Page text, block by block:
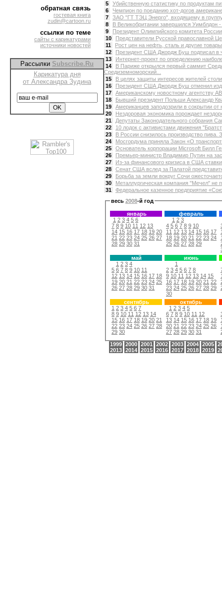
обратная связь
гостевая книга
zudin@cartoon.ru
ссылки по теме
сайты с карикатурами
источники новостей
Рассылки Subscribe.Ru
Карикатура дня
от Александра Зудина
5
Убийственную статистику по продуктам
6
Чемпион по поеданию хот-догов
7
ЗАО "ГТ ТЭЦ Энерго", входящему в
8
В Великобритании завершился Уимблдон
9
Президент Олимпийского комитета
10
Представители Русской православной
11
Рост цен на нефть, сталь и другие
12
Президент США Джордж Буш подписал в
13
Интернет-проект по определению
14
В Париже открылся первый саммит
Средиземноморский...
15
В целях защиты интересов жителей
16
Президент США Джордж Буш отменил
17
Американскому новостному агентству
18
Бывший президент Польши Александр
19
Американцев заподозрили в сокрытии от
20
Нездоровая экономика порождает
21
Депутаты Законодательного собрания
22
10 лодок с активистами движения
23
В России снизилось производство пива.
24
Мосгордума приняла Закон «О
25
Основатель корпорации Microsoft Билл
26
Премьер-министр Владимир Путин на
27
Из-за финансового кризиса в США
28
Сенат США вслед за Палатой
29
Борьба за земли вокруг Сочи
30
Металлургическая компания "Мечел" не
31
Федеральное казенное предприятие
весь 2008-й год
январь
1 2 3 4 5 6
7 8 9 10 11 12 13
14 15 16 17 18 19 20
21 22 23 24 25 26 27
28 29 30 31
февраль
1 2 3
4 5 6 7 8 9 10
11 12 13 14 15 16 17
18 19 20 21 22 23 24
25 26 27 28 29
май
1 2 3 4
5 6 7 8 9 10 11
12 13 14 15 16 17 18
19 20 21 22 23 24 25
26 27 28 29 30 31
июнь
1
2 3 4 5 6 7 8
9 10 11 12 13 14 15
16 17 18 19 20 21 22
23 24 25 26 27 28 29
30
сентябрь
1 2 3 4 5 6 7
8 9 10 11 12 13 14
15 16 17 18 19 20 21
22 23 24 25 26 27 28
29 30
октябрь
1 2 3 4 5
6 7 8 9 10 11 12
13 14 15 16 17 18 19
20 21 22 23 24 25 26
27 28 29 30 31
1999 2000 2001 2002 2003 2004 2005
2013 2014 2015 2016 2017 2018 2019